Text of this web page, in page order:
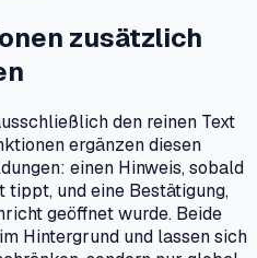
zusätzlich
den reinen Text
ergänzen diesen
einen Hinweis, sobald
und eine Bestätigung,
geöffnet wurde. Beide
Hintergrund und lassen sich